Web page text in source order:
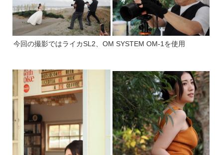
今回の撮影ではライカSL2、OM SYSTEM OM-1を使用